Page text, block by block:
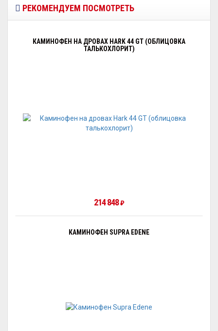
РЕКОМЕНДУЕМ ПОСМОТРЕТЬ
КАМИНОФЕН НА ДРОВАХ HARK 44 GT (ОБЛИЦОВКА
ТАЛЬКОХЛОРИТ)
214 848₽
КАМИНОФЕН SUPRA EDENE